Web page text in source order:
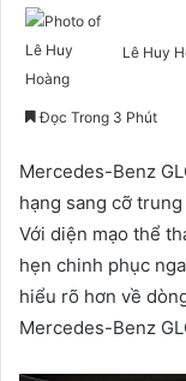
Lê Huy
Đọc Trong 3 Phút
Mercedes-Benz
hạng sang cỡ
Với diện mạo thể
hẹn chinh phục
hiểu rõ hơn về
Mercedes-Benz